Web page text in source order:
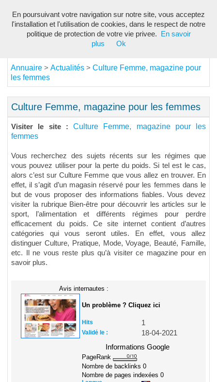
Annuaire > Actualités > Culture Femme, magazine pour
les femmes
Culture Femme, magazine pour les femmes
Visiter le site : Culture Femme, magazine pour les
femmes
Vous recherchez des sujets récents sur les régimes que
vous pouvez utiliser pour la perte du poids. Si tel est le cas,
alors c’est sur Culture Femme que vous allez en trouver. En
effet, il s’agit d’un magasin réservé pour les femmes dans le
but de vous proposer des informations fiables. Vous devez
visiter la rubrique Bien-être pour découvrir les articles sur le
sport, l’alimentation et différents régimes pour perdre
efficacement du poids. Ce site internet contient d’autres
catégories qui vous seront utiles. En effet, vous allez
distinguer Culture, Pratique, Mode, Voyage, Beauté, Famille,
etc. Il ne vous reste plus qu’à visiter ce magazine pour en
savoir plus.
Avis internautes :
Un problème ? Cliquez ici
Hits 1
Validé le :
18-04-2021
Informations Google
PageRank
Nombre de backlinks 0
Nombre de pages indexées 0
En poursuivant votre navigation sur notre site, vous acceptez
l'installation et l'utilisation de cookies, dans le respect de notre
politique de protection de votre vie privee.
En savoir
plus
Ok